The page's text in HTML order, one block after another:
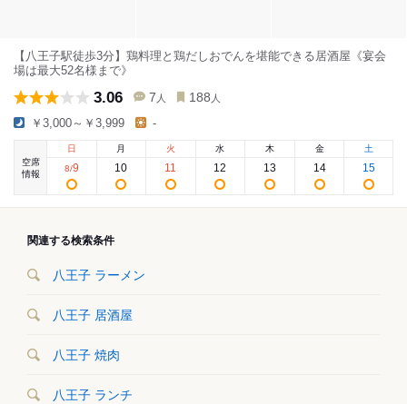
【八王子駅徒歩3分】鶏料理と鶏だしおでんを堪能できる居酒屋《宴会
場は最大52名様まで》
3.06 7 人 188 人
￥3,000～￥3,999 -
空席
情報
日
8/9
月
10
火
11
水
12
木
13
金
14
土
15
関連する検索条件
八王子 ラーメン
八王子 居酒屋
八王子 焼肉
八王子 ランチ